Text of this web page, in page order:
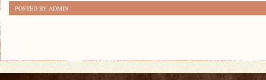
POSTED BY ADMIN